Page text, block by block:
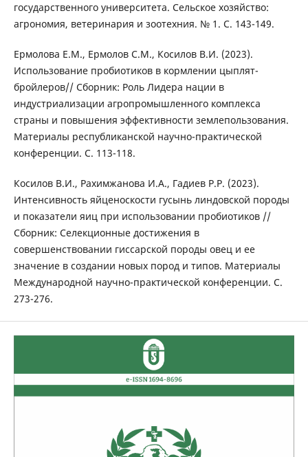
государственного университета. Сельское хозяйство:
агрономия, ветеринария и зоотехния. № 1. С. 143-149.
Ермолова Е.М., Ермолов С.М., Косилов В.И. (2023).
Использование пробиотиков в кормлении цыплят-
бройлеров// Сборник: Роль Лидера нации в
индустриализации агропромышленного комплекса
страны и повышения эффективности землепользования.
Материалы республиканской научно-практической
конференции. С. 113-118.
Косилов В.И., Рахимжанова И.А., Гадиев Р.Р. (2023).
Интенсивность яйценоскости гусынь линдовской породы
и показатели яиц при использовании пробиотиков //
Сборник: Селекционные достижения в
совершенствовании гиссарской породы овец и ее
значение в создании новых пород и типов. Материалы
Международной научно-практической конференции. С.
273-276.